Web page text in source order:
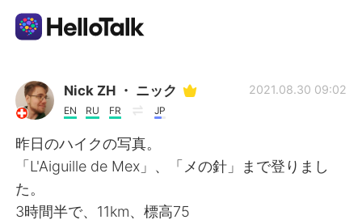
語学交換アプリ
AI Grammar Checker
日本語
Nick ZH ・ ニック
EN RU FR JP
2021.08.30 09:02
昨日のハイクの写真。
「L'Aiguille de Mex」、「メの針」まで登りまし
た。
3時間半で、11km、標高75